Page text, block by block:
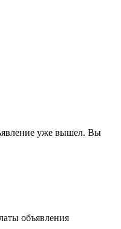
уже вышел. Вы
объявления